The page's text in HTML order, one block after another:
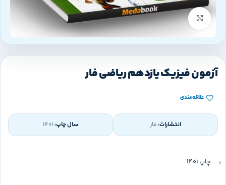
بزرگنمایی تصویر
آزمون فیزیک یازدهم ریاضی فار
علاقه‌مندی
انتشارات: فار سال چاپ:
چاپ 1401